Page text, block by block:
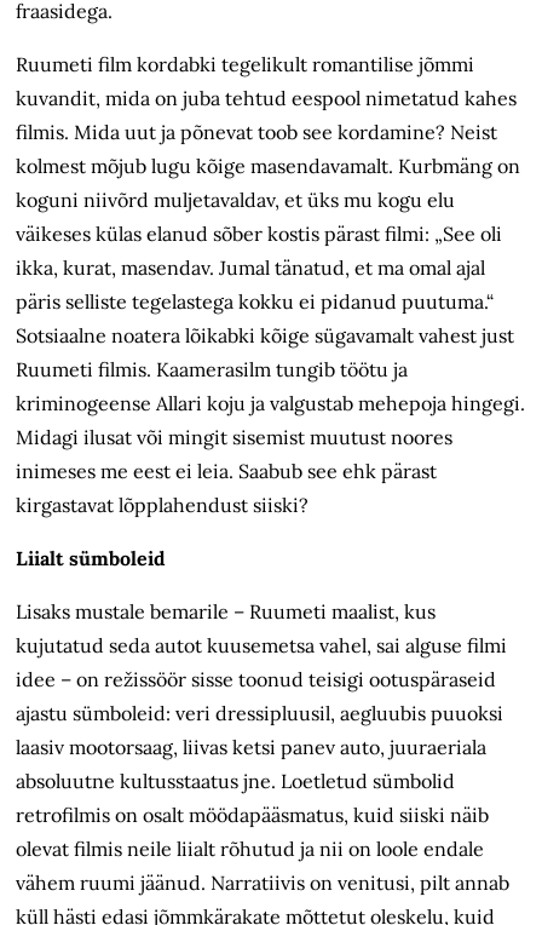
fraasidega.
Ruumeti film kordabki tegelikult romantilise jõmmi
kuvandit, mida on juba tehtud eespool nimetatud kahes
filmis. Mida uut ja põnevat toob see kordamine? Neist
kolmest mõjub lugu kõige masendavamalt. Kurbmäng on
koguni niivõrd muljetavaldav, et üks mu kogu elu
väikeses külas elanud sõber kostis pärast filmi: „See oli
ikka, kurat, masendav. Jumal tänatud, et ma omal ajal
päris selliste tegelastega kokku ei pidanud puutuma.“
Sotsiaalne noatera lõikabki kõige sügavamalt vahest just
Ruumeti filmis. Kaamerasilm tungib töötu ja
kriminogeense Allari koju ja valgustab mehepoja hingegi.
Midagi ilusat või mingit sisemist muutust noores
inimeses me eest ei leia. Saabub see ehk pärast
kirgastavat lõpplahendust siiski?
Liialt sümboleid
Lisaks mustale bemarile – Ruumeti maalist, kus
kujutatud seda autot kuusemetsa vahel, sai alguse filmi
idee – on režissöör sisse toonud teisigi ootuspäraseid
ajastu sümboleid: veri dressipluusil, aegluubis puuoksi
laasiv mootorsaag, liivas ketsi panev auto, juuraeriala
absoluutne kultusstaatus jne. Loetletud sümbolid
retrofilmis on osalt möödapääsmatus, kuid siiski näib
olevat filmis neile liialt rõhutud ja nii on loole endale
vähem ruumi jäänud. Narratiivis on venitusi, pilt annab
küll hästi edasi jõmmkärakate mõttetut oleskelu, kuid